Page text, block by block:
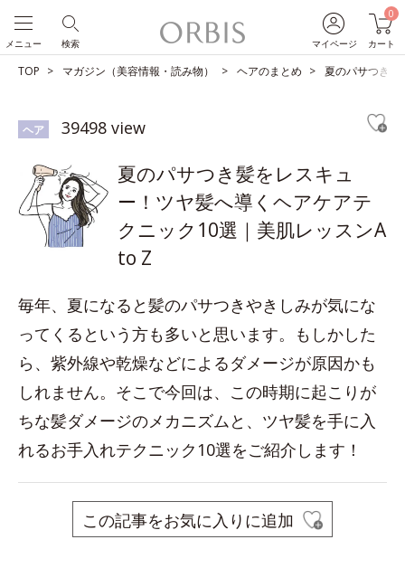
マイページ
0
カート
検索
メニュー
TOP マガジン（美容情報・読み物） ヘアのまとめ 夏のパサつき髪
ヘア 39498 view
夏のパサつき髪をレスキュ
ー！ツヤ髪へ導くヘアケアテ
クニック10選｜美肌レッスンA
to Z
毎年、夏になると髪のパサつきやきしみが気にな
ってくるという方も多いと思います。もしかした
ら、紫外線や乾燥などによるダメージが原因かも
しれません。そこで今回は、この時期に起こりが
ちな髪ダメージのメカニズムと、ツヤ髪を手に入
れるお手入れテクニック10選をご紹介します！
この記事をお気に入りに追加